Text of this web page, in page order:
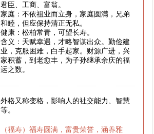
君臣、工商、富翁。
家庭：不依祖业而立身，家庭圆满，兄弟
和睦，但应保持清正无私。
健康：松柏常青，可望长寿。
含义：天赋幸遇，才略智谋出众。勤俭建
业，克服困难，白手起家。财源广进，兴
家积蓄，到老愈丰，为子孙继承余庆的福
运之数。
外格又称变格，影响人的社交能力、智慧
等。
（福寿）福寿圆满，富贵荣誉，涵养雅